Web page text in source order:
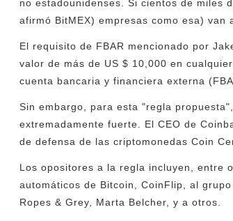
no estadounidenses. Si cientos de miles
afirmó BitMEX) empresas como esa) van
El requisito de FBAR mencionado por
valor de más de US $ 10,000 en
cuenta bancaria y financiera externa
Sin embargo, para esta "regla
extremadamente fuerte. El CEO de
de defensa de las criptomonedas Coin
Los opositores a la regla incluyen, entre
automáticos de Bitcoin, CoinFlip, al
Ropes & Grey, Marta Belcher, y a otros.